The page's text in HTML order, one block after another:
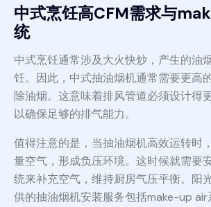
中式烹饪高CFM需求与
统
中式烹饪通常涉及大火快炒，产生的油
饪。因此，中式抽油烟机通常需要更高
除油烟。这意味着排风管道必须设计得
以确保足够的排气能力。
值得注意的是，当抽油烟机高效运转时
量空气，形成负压环境。这时候就需要
统来补充空气，维持厨房气压平衡。阳
供的抽油烟机安装服务包括make-up air